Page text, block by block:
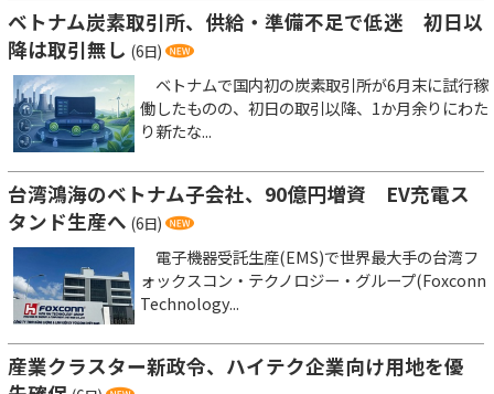
ベトナム炭素取引所、供給・準備不足で低迷 初日以
降は取引無し (6日)
ベトナムで国内初の炭素取引所が6月末に試行稼
働したものの、初日の取引以降、1か月余りにわた
り新たな...
台湾鴻海のベトナム子会社、90億円増資 EV充電ス
タンド生産へ (6日)
電子機器受託生産(EMS)で世界最大手の台湾フ
ォックスコン・テクノロジー・グループ(Foxconn
Technology...
産業クラスター新政令、ハイテク企業向け用地を優